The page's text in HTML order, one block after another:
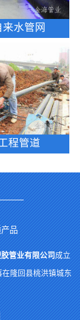
水管网
程管道
品
管业有限公司成立
在隆回县桃洪镇城东